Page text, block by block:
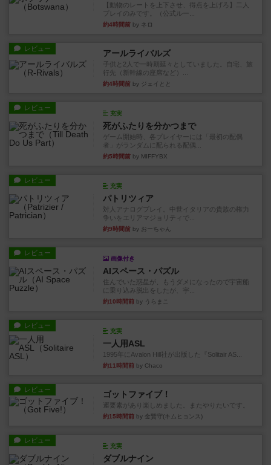
【動物のレートを上下させ、得点を上げろ】二人
プレイのみです。（公式ルー...
約4時間前 by ネロ
レビュー アールライバルズ
子供と2人で一時期延々としていました。自宅、旅
行先（新幹線の座席など）...
約4時間前 by ジェイとと
レビュー
充実
死がふたりを分かつまで
ゲーム開始時、各プレイヤーには「最初の配偶
者」がランダムに配られる配偶...
約5時間前 by MIFFYBX
レビュー
充実
パトリツィア
対人アナログプレイ。中世イタリアの貴族の権力
争いをエリアマジョリティで...
約9時間前 by おーちゃん
レビュー
画像付き
AIスペース・パズル
住んでいた惑星が、もうダメになったので宇宙船
に乗り込み脱出をしたが、宇...
約10時間前 by うらまこ
レビュー
充実
一人用ASL
1995年にAvalon Hill社が出版した『Solitair AS...
約11時間前 by Chaco
レビュー ゴットファイブ！
運要素があり楽しめました。またやりたいです。
約15時間前 by 金賢守(キムヒョンス)
レビュー
充実
ダブルナイン